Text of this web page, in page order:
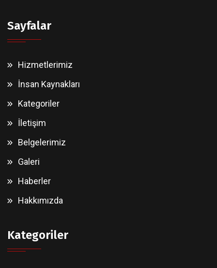
Sayfalar
Hizmetlerimiz
İnsan Kaynakları
Kategoriler
İletişim
Belgelerimiz
Galeri
Haberler
Hakkımızda
Kategoriler